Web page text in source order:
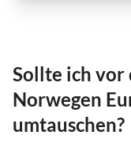
Sollte ich vor
Norwegen
umtauschen?